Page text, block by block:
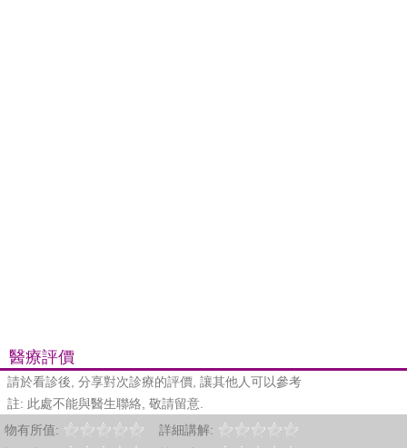
醫療評價
請於看診後, 分享對次診療的評價, 讓其他人可以參考
註: 此處不能與醫生聯絡, 敬請留意.
物有所值:
詳細講解: